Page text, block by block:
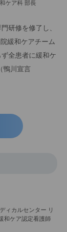
ケア科 部長
研修を修了し、
緩和ケアチーム
全患者に緩和ケ
鴨川宣言
ィカルセンター リ
和ケア認定看護師